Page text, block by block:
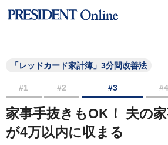
「レッドカード家計簿」3分間改善法
#1 #2 #3 #4
家事手抜きもOK！ 夫の
が4万以内に収まる